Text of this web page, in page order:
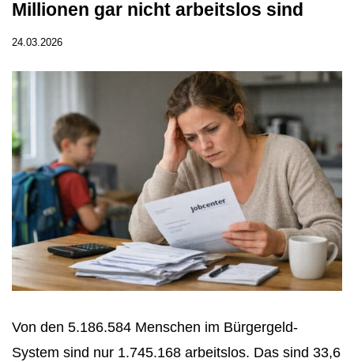
Millionen gar nicht arbeitslos sind
24.03.2026
Von den 5.186.584 Menschen im Bürgergeld-
System sind nur 1.745.168 arbeitslos. Das sind 33,6